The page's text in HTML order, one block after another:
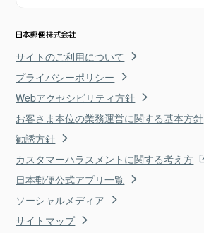
サイトのご利用について
プライバシーポリシー
Webアクセシビリティ方針
お客さま本位の業務運営に関する基本方針
勧誘方針
カスタマーハラスメントに関する考え方
日本郵便公式アプリ一覧
ソーシャルメディア
サイトマップ